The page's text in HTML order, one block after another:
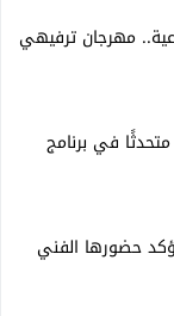
مهرجان ترفيهي
متحدثًا في برنامج
حضورها الفني